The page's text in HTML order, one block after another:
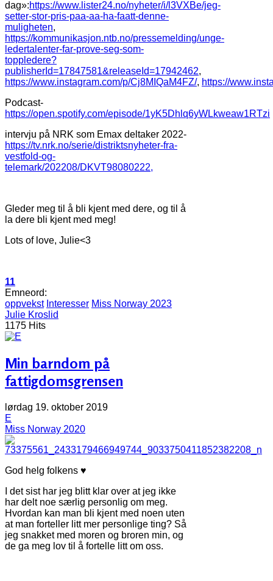
dag»:https://www.lister24.no/nyheter/i/l3VXBe/jeg-
setter-stor-pris-paa-aa-ha-faatt-denne-
muligheten,
https://kommunikasjon.ntb.no/pressemelding/unge-
ledertalenter-far-prove-seg-som-
toppledere?
publisherId=17847581&releaseId=17942462,
https://www.instagram.com/p/Cj8MIQaM4FZ/, https://
Podcast-
https://open.spotify.com/episode/1yK5Dhlq6yWLkweaw1RTzi
intervju på NRK som Emax deltaker 2022-
https://tv.nrk.no/serie/distriktsnyheter-fra-
vestfold-og-
telemark/202208/DKVT98080222,
Gleder meg til å bli kjent med dere, og til å
la dere bli kjent med meg!
Lots of love, Julie<3
11
Emneord:
oppvekst Interesser Miss Norway 2023
Julie Kroslid
1175 Hits
Min barndom på
fattigdomsgrensen
lørdag 19. oktober 2019
E
Miss Norway 2020
God helg folkens ♥
I det sist har jeg blitt klar over at jeg ikke
har delt noe særlig personlig om meg.
Hvordan kan man bli kjent med noen uten
at man forteller litt mer personlige ting? Så
jeg snakket med moren og broren min, og
de ga meg lov til å fortelle litt om oss.